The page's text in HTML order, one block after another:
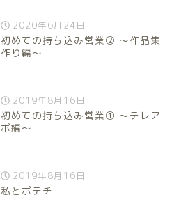
2020年6月24日
初めての持ち込み営業② 〜作品集
作り編〜
2019年8月16日
初めての持ち込み営業① 〜テレア
ポ編〜
2019年8月16日
私とポテチ